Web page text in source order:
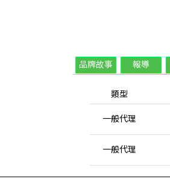
品牌故事 報導
類型
一般代理
一般代理